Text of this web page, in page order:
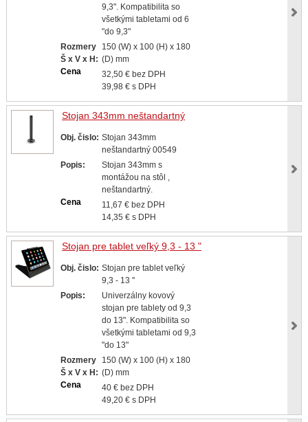
9,3". Kompatibilita so
všetkými tabletami od 6
"do 9,3"
Rozmery
Š x V x H:
150 (W) x 100 (H) x 180
(D) mm
Cena
32,50 € bez DPH
39,98 € s DPH
Stojan 343mm neštandartný
Obj. čislo: Stojan 343mm
neštandartný 00549
Popis:
Stojan 343mm s
montážou na stôl ,
neštandartný.
Cena
11,67 € bez DPH
14,35 € s DPH
Stojan pre tablet veľký 9,3 - 13 "
Obj. čislo: Stojan pre tablet veľký
9,3 - 13 "
Popis:
Univerzálny kovový
stojan pre tablety od 9,3
do 13". Kompatibilita so
všetkými tabletami od 9,3
"do 13"
Rozmery
Š x V x H:
150 (W) x 100 (H) x 180
(D) mm
Cena
40 € bez DPH
49,20 € s DPH